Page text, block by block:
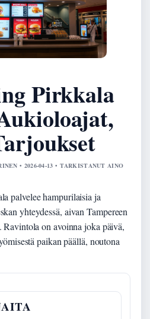
Pirkkala
• 2026-04-13 • TARKISTANUT AINO
palvelee hampurilaisia ja
yhteydessä, aivan Tampereen
Ravintola on avoinna joka päivä,
paikan päällä, noutona